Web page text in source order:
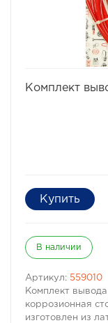
Комплект
В наличии
Артикул: 559010
Комплект
коррозионная
изготовлен из